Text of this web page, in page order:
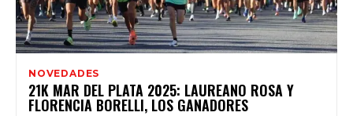
NOVEDADES
21K MAR DEL PLATA 2025: LAUREANO ROSA Y
FLORENCIA BORELLI, LOS GANADORES